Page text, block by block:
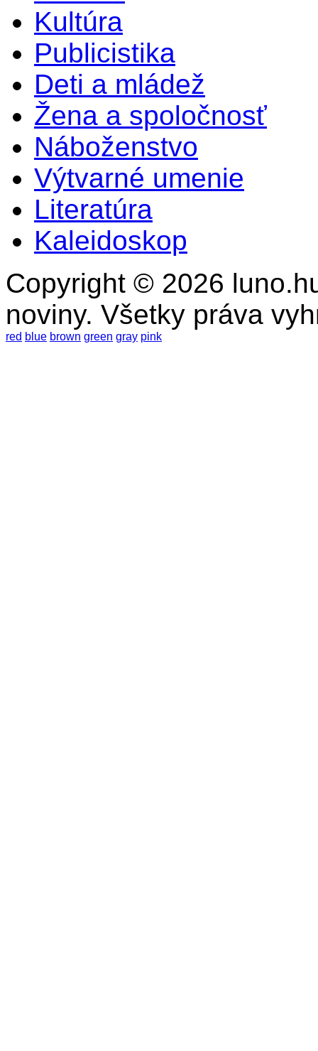
Kultúra
Publicistika
Deti a mládež
Žena a spoločnosť
Náboženstvo
Výtvarné umenie
Literatúra
Kaleidoskop
Copyright © 2026
noviny. Všetky práva
red blue brown green gray pink